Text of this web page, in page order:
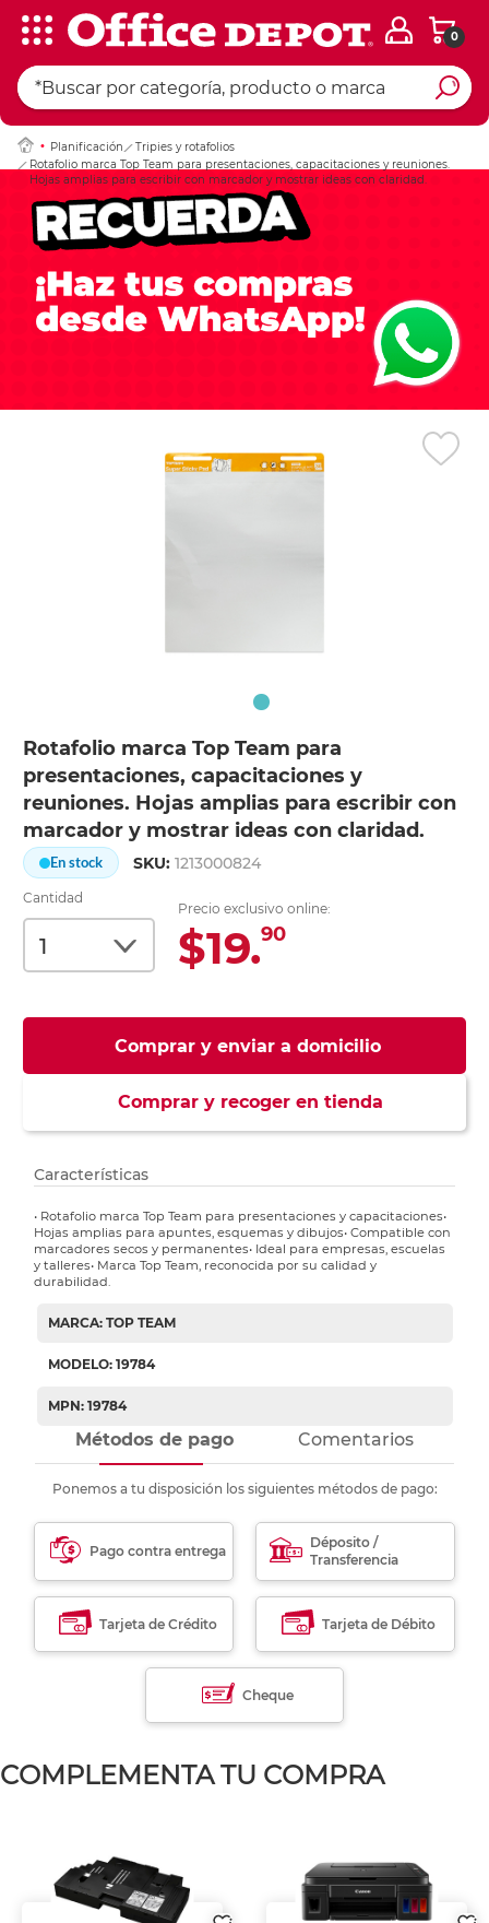
0
Planificación
Tripies y rotafolios
Rotafolio marca Top Team para presentaciones, capacitaciones y reuniones.
Hojas amplias para escribir con marcador y mostrar ideas con claridad.
Rotafolio marca Top Team para
presentaciones, capacitaciones y
reuniones. Hojas amplias para escribir con
marcador y mostrar ideas con claridad.
En stock SKU:1213000824
Cantidad
Precio exclusivo online:
$19.90
Comprar y enviar a domicilio
Comprar y recoger en tienda
Ingresar Codigo
Características
• Rotafolio marca Top Team para presentaciones y capacitaciones•
Hojas amplias para apuntes, esquemas y dibujos• Compatible con
marcadores secos y permanentes• Ideal para empresas, escuelas
y talleres• Marca Top Team, reconocida por su calidad y
durabilidad.
MARCA: TOP TEAM
MODELO: 19784
MPN: 19784
Métodos de pago Comentarios
Ponemos a tu disposición los siguientes métodos de pago:
Pago contra entrega
Déposito /
Transferencia
Tarjeta de Crédito Tarjeta de Débito
Cheque
COMPLEMENTA TU COMPRA